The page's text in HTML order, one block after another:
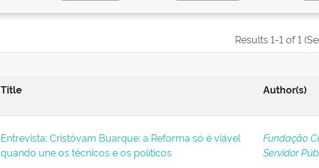
Results 1-1 of 1
Title Author(s)
Entrevista: Cristóvam Buarque: a Reforma só é viável
quando une os técnicos e os políticos
Fundação
Servidor